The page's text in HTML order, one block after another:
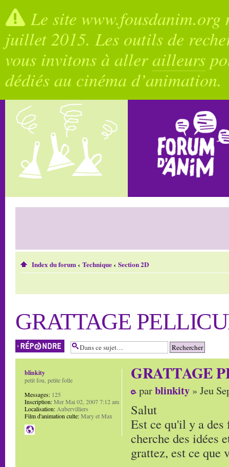
Le site
juillet 2015. Les outils de
vous invitons à allerailleurs
dédiés au cinéma d’animation.
Index du forum‹ Technique‹ Section 2D
GRATTAGE
Répondre
GRATTAGE
parblinkity » Jeu
Salut
Est ce qu'il y a
cherche des idées
grattez, est ce que
blinkity
petit fou, petite folle
Messages: 125
Inscription:Mer Mai 02, 2007 7:12 am
Localisation: Aubervilliers
Film d'animation culte:Mary et Max